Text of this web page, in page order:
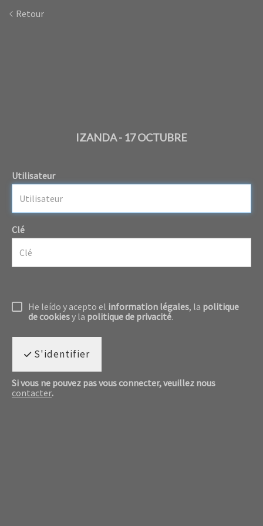
Retour
IZANDA - 17 OCTUBRE
Utilisateur
Clé
He leído y acepto el information légales, la politique
de cookiesy la politique de privacité.
S'identifier
Si vous ne pouvez pas vous connecter, veuillez nous
contacter.